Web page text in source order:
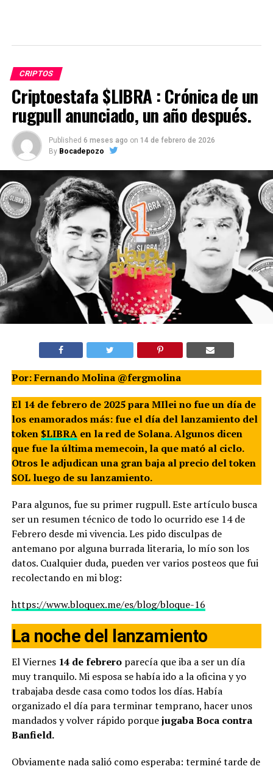
CRIPTOS
Criptoestafa $LIBRA : Crónica de un
rugpull anunciado, un año después.
Published 6 meses ago on 14 de febrero de 2026
By Bocadepozo
Por: Fernando Molina @fergmolina
El 14 de febrero de 2025 para MIlei no fue un día de
los enamorados más: fue el día del lanzamiento del
token $LIBRAen la red de Solana. Algunos dicen
que fue la última memecoin, la que mató al ciclo.
Otros le adjudican una gran baja al precio del token
SOL luego de su lanzamiento.
Para algunos, fue su primer rugpull. Este artículo busca
ser un resumen técnico de todo lo ocurrido ese 14 de
Febrero desde mi vivencia. Les pido disculpas de
antemano por alguna burrada literaria, lo mío son los
datos. Cualquier duda, pueden ver varios posteos que fui
recolectando en mi blog:
https://www.bloquex.me/es/blog/bloque-16
La noche del lanzamiento
El Viernes 14 de febreroparecía que iba a ser un día
muy tranquilo. Mi esposa se había ido a la oficina y yo
trabajaba desde casa como todos los días. Había
organizado el día para terminar temprano, hacer unos
mandados y volver rápido porquejugaba Boca contra
Banfield.
Obviamente nada salió como esperaba: terminé tarde de